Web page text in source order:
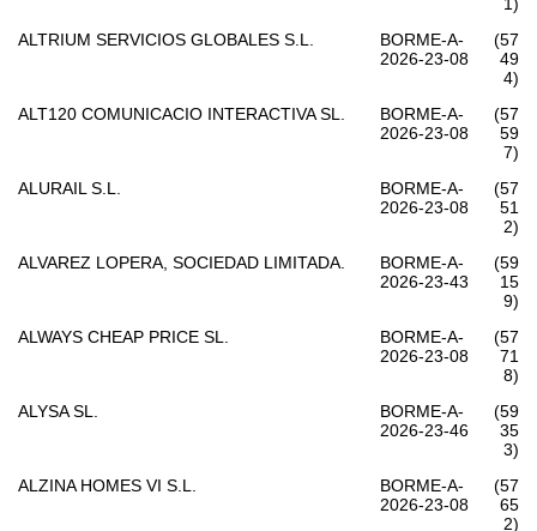
ALTRIUM SERVICIOS GLOBALES S.L.
BORME-A-
2026-23-08
(57
49
4)
ALT120 COMUNICACIO INTERACTIVA SL.
BORME-A-
2026-23-08
(57
59
7)
ALURAIL S.L.
BORME-A-
2026-23-08
(57
51
2)
ALVAREZ LOPERA, SOCIEDAD LIMITADA.
BORME-A-
2026-23-43
(59
15
9)
ALWAYS CHEAP PRICE SL.
BORME-A-
2026-23-08
(57
71
8)
ALYSA SL.
BORME-A-
2026-23-46
(59
35
3)
ALZINA HOMES VI S.L.
BORME-A-
2026-23-08
(57
65
2)